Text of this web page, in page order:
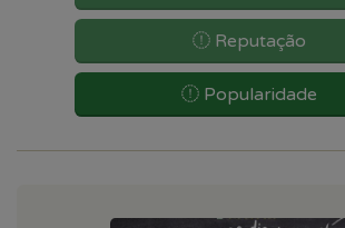
Reputação
Popularidade